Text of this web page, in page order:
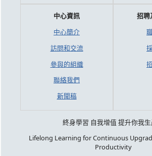
中心資訊
中心簡介
訪問和交流
參與的組織
聯絡我們
新聞稿
招聘
終身學習 自我增值 提升你我
Lifelong Learning for Continuous
Productivity